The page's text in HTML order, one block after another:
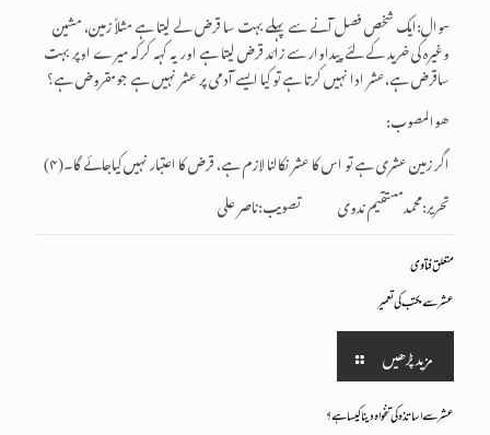
سوال:ایک شخص فصل آنے سے پہلے بہت سا قرض لے لیتا ہے مثلاً زمین، مشین
وغیرہ کی خرید کے لئے پیداوار سے زائد قرض لیتا ہے اور یہ کہہ کرکہ میرے اوپر بہت
ساقرض ہے،عشر ادا نہیں کرتا ہے تو کیا ایسے آدمی پر عشر نہیں ہے جومقروض ہے؟
ھــوالـمـصـــوب:
اگر زمین عشری ہے تو اس کا عشر نکالنا لازم ہے، قرض کا اعتبار نہیں کیاجائے گا۔(۴)
تحریر:محمدمستقیم ندوی تصویب:ناصر علی
متعلق فتاوی
عشرسے مکتب کی تعمیر
مزید پڑھیں
عشرسے اساتذہ کی تنخواہ دیناکیساہے؟